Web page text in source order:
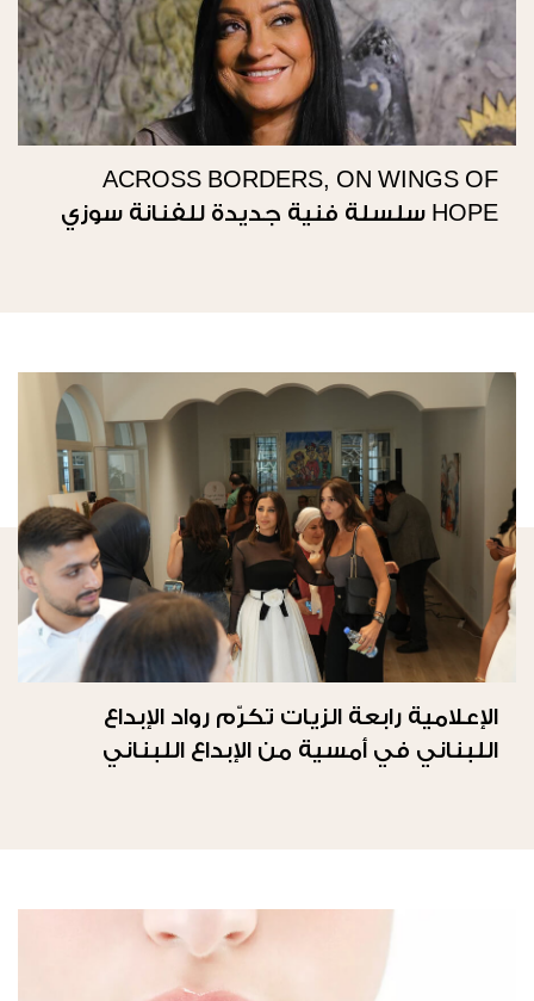
ACROSS BORDERS, ON WINGS OF
HOPE سلسلة فنية جديدة للفنانة سوزي
الإعلامية رابعة الزيات تكرّم رواد الإبداع
اللبناني في أمسية من الإبداع اللبناني